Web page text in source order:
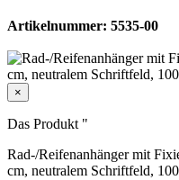
Artikelnummer: 5535-00
×
Das Produkt "
Rad-/Reifenanhänger mit
cm, neutralem Schriftfeld,